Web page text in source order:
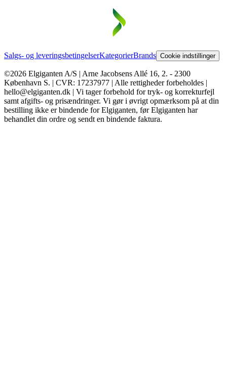
Salgs- og leveringsbetingelserKategorierBrands Cookie indstillinger
©2026 Elgiganten A/S | Arne Jacobsens Allé 16, 2. - 2300
København S. | CVR: 17237977 | Alle rettigheder forbeholdes |
hello@elgiganten.dk | Vi tager forbehold for tryk- og korrekturfejl
samt afgifts- og prisændringer. Vi gør i øvrigt opmærksom på at din
bestilling ikke er bindende for Elgiganten, før Elgiganten har
behandlet din ordre og sendt en bindende faktura.